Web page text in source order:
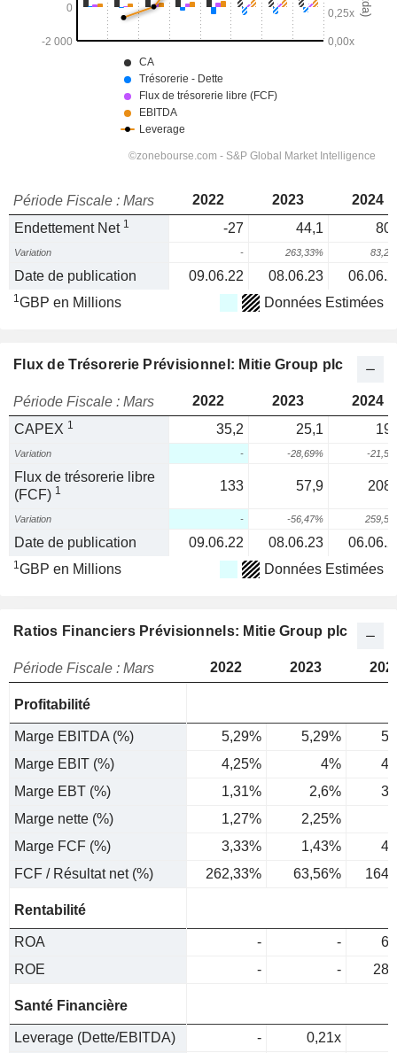
Période Fiscale : Mars 2022 2023
2024
Endettement Net 1 -27 44,1
Variation - 263,33%
Date de publication 09.06.22 08.06.23
1GBP en Millions Données Estimées
Flux de Trésorerie Prévisionnel: Mitie Group plc
Période Fiscale : Mars 2022 2023
2024
CAPEX 1 35,2 25,1
Variation - -28,69% -
Flux de trésorerie libre
(FCF) 1 133 57,9
Variation - -56,47%
Date de publication 09.06.22 08.06.23
1GBP en Millions Données Estimées
Ratios Financiers Prévisionnels: Mitie Group plc
Période Fiscale : Mars 2022 2023
Profitabilité
Marge EBITDA (%) 5,29% 5,29%
Marge EBIT (%)
4,25% 4%
Marge EBT (%)
1,31% 2,6%
Marge nette (%)
1,27% 2,25%
Marge FCF (%)
3,33% 1,43%
FCF / Résultat net (%)
262,33% 63,56%
Rentabilité
ROA - -
ROE
- -
Santé Financière
Leverage (Dette/EBITDA) - 0,21x